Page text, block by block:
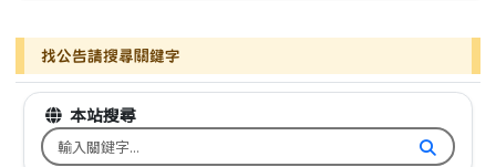
找公告請搜尋關鍵字
本站搜尋
搜尋台南市文元國小全球資訊網關鍵字